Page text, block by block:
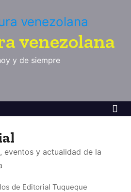
venezolana
y de siempre
eventos y actualidad de la
de Editorial Tuqueque